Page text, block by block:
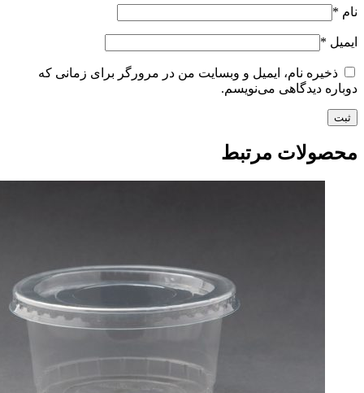
نام *
ایمیل *
ذخیره نام، ایمیل و وبسایت من در مرورگر برای زمانی که
دوباره دیدگاهی می‌نویسم.
محصولات مرتبط